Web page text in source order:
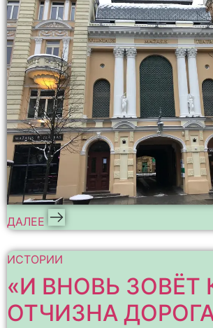
ДАЛЕЕ
ИСТОРИИ
«И ВНОВЬ ЗОВЁТ
ОТЧИЗНА